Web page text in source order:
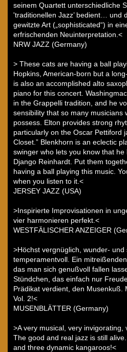
seinem Quartett unterschiedliche
'traditionellen Jazz’ bedient… und
gewitzte Art („sophisticated“) in
erfrischenden Neuinterpretation.<
NRW JAZZ (Germany)
> These cats are having a ball
Hopkins, American-born but a
is also an accomplished alto
piano for this concert.
in the Grappelli tradition, and he
sensibility that so many musicians
possess. Elton provides strong
particularly on the Oscar Pettiford
Closet.” Blenkhorn is an eclectic
swinger who lets you know that
Django Reinhardt. Put them
having a ball playing this music.
when you listen to it.<
JERSEY JAZZ (USA)
>Inspirierte Improvisationen in
vier harmonieren perfekt.<
WESTFÄLISCHER ANZEIGER
>Höchst vergnüglich, wunder- und
temperamentvoll. Ein
das man sich genußvoll fallen
Stündchen, das einfach nur
Prädikat verdient, den Musenkuß.
Vol. 2!<
MUSENBLÄTTER (Germany)
>A very musical, very invigorating,
The good and real jazz is still
and three dynamic kangaroos!<